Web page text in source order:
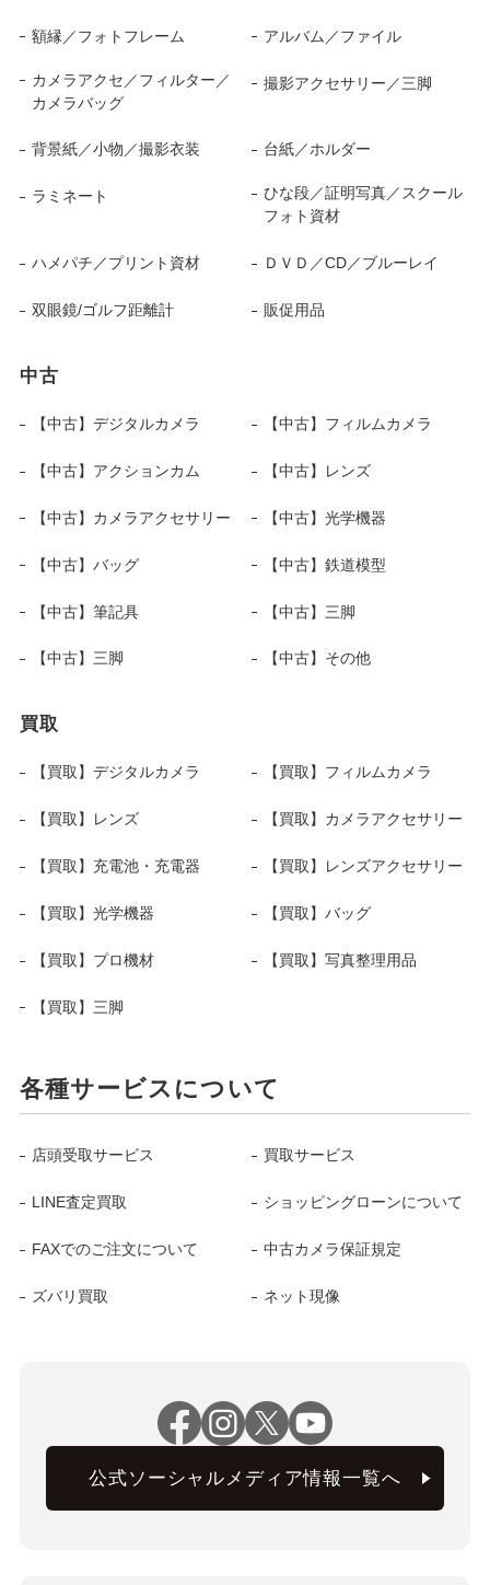
額縁／フォトフレーム アルバム／ファイル
カメラアクセ／フィルター／
カメラバッグ
撮影アクセサリー／三脚
背景紙／小物／撮影衣装 台紙／ホルダー
ラミネート
ひな段／証明写真／スクール
フォト資材
ハメパチ／プリント資材 ＤＶＤ／CD／ブルーレイ
双眼鏡/ゴルフ距離計 販促用品
中古
【中古】デジタルカメラ 【中古】フィルムカメラ
【中古】アクションカム 【中古】レンズ
【中古】カメラアクセサリー 【中古】光学機器
【中古】バッグ 【中古】鉄道模型
【中古】筆記具 【中古】三脚
【中古】三脚 【中古】その他
買取
【買取】デジタルカメラ 【買取】フィルムカメラ
【買取】レンズ 【買取】カメラアクセサリー
【買取】充電池・充電器 【買取】レンズアクセサリー
【買取】光学機器 【買取】バッグ
【買取】プロ機材 【買取】写真整理用品
【買取】三脚
各種サービスについて
店頭受取サービス 買取サービス
LINE査定買取 ショッピングローンについて
FAXでのご注文について 中古カメラ保証規定
ズバリ買取 ネット現像
公式ソーシャルメディア情報一覧へ